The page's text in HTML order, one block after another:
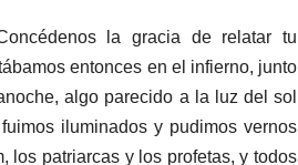
la gracia de relatar tu
entonces en el infierno, junto
algo parecido a la luz del sol
iluminados y pudimos vernos
los patriarcas y los profetas, y todos